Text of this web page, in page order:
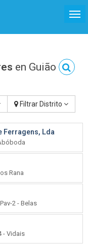
en Guião
Filtrar Distrito
Ferragens, Lda
Rana
2 - Belas
- Vidais